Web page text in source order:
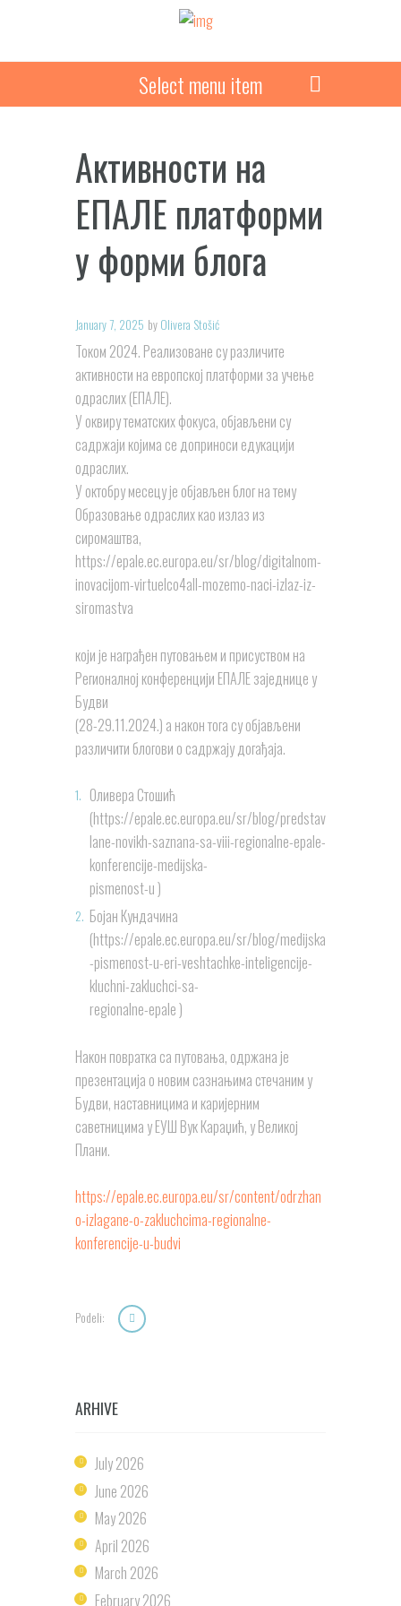
Select menu item
Активности на
ЕПАЛЕ платформи
у форми блога
January 7, 2025 by Olivera Stošić
Током 2024. Реализоване су различите
активности на европској платформи за учење
одраслих (ЕПАЛЕ).
У оквиру тематских фокуса, објављени су
садржаји којима се доприноси едукацији
одраслих.
У октобру месецу је објављен блог на тему
Образовање одраслих као излаз из
сиромаштва,
https://epale.ec.europa.eu/sr/blog/digitalnom-
inovacijom-virtuelco4all-mozemo-naci-izlaz-iz-
siromastva
који је награђен путовањем и присуством на
Регионалној конференцији ЕПАЛЕ заједнице у
Будви
(28-29.11.2024.) а након тога су објављени
различити блогови о садржају догађаја.
Оливера Стошић
(https://epale.ec.europa.eu/sr/blog/predstav
lane-novikh-saznana-sa-viii-regionalne-epale-
konferencije-medijska-
pismenost-u )
Бојан Кундачина
(https://epale.ec.europa.eu/sr/blog/medijska
-pismenost-u-eri-veshtachke-inteligencije-
kluchni-zakluchci-sa-
regionalne-epale )
Након повратка са путовања, одржана је
презентација о новим сазнањима стечаним у
Будви, наставницима и каријерним
саветницима у ЕУШ Вук Караџић, у Великој
Плани.
https://epale.ec.europa.eu/sr/content/odrzhan
o-izlagane-o-zakluchcima-regionalne-
konferencije-u-budvi
Podeli:
ARHIVE
July2026
June 2026
May2026
April 2026
March 2026
February2026